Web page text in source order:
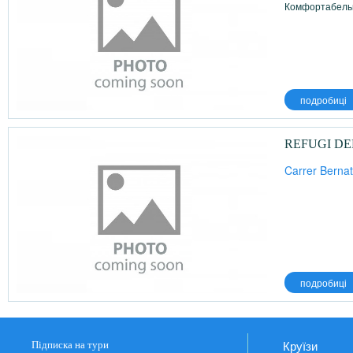
подробиці
REFUGI
Carrer
подробиці
Круїзи